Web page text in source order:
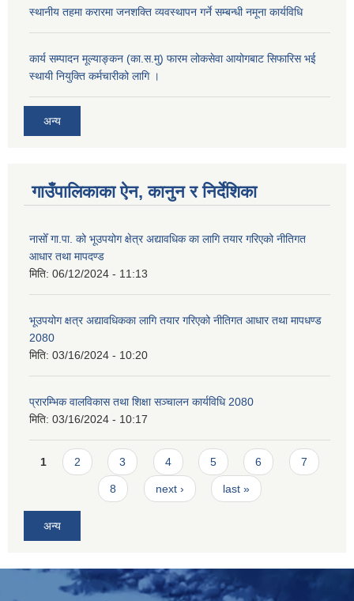
स्थानीय तहमा करारमा जनशक्ति व्यवस्थापन गर्ने सम्बन्धी नमूना कार्यविधि
कार्य सम्पादन मूल्याङ्कन (का.स.मु) फारम लोकसेवा आयोगबाट सिफारिस भई
स्थायी नियुक्ति कर्मचारीको लागि ।
अन्य
गाउँपालिकाका ऐन, कानुन र निर्देशिका
नासोँ गा.पा. को भूउपयोग क्षेत्र अद्यावधिक का लागि तयार गरिएको नीतिगत
आधार तथा मापदण्ड
मिति: 06/12/2024 - 11:13
भूउपयोग क्षत्र अद्यावधिकका लागि तयार गरिएको नीतिगत आधार तथा मापधण्ड
2080
मिति: 03/16/2024 - 10:20
प्रारम्भिक वालविकास तथा शिक्षा सञ्चालन कार्यविधि 2080
मिति: 03/16/2024 - 10:17
Pages
1 2 3 4 5 6 7
8 next › last »
अन्य